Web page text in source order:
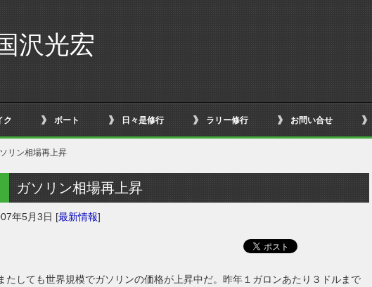
沢光宏
ク ボート 日々是修行 ラリー修行 お問い合せ
リン相場再上昇
ガソリン相場再上昇
年5月3日 [最新情報]
たしても世界規模でガソリンの価格が上昇中だ。昨年１ガロンあたり３ドルまで